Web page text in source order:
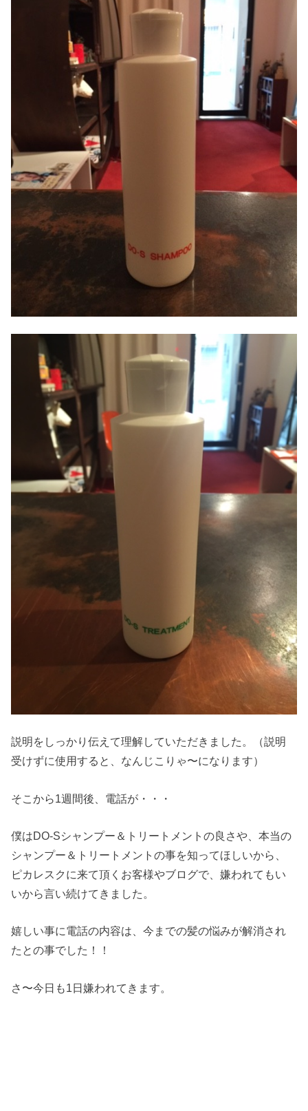
説明をしっかり伝えて理解していただきました。（説明
受けずに使用すると、なんじこりゃ〜になります）
そこから1週間後、電話が・・・
僕はDO-Sシャンプー＆トリートメントの良さや、本当の
シャンプー＆トリートメントの事を知ってほしいから、
ピカレスクに来て頂くお客様やブログで、嫌われてもい
いから言い続けてきました。
嬉しい事に電話の内容は、今までの髪の悩みが解消され
たとの事でした！！
さ〜今日も1日嫌われてきます。